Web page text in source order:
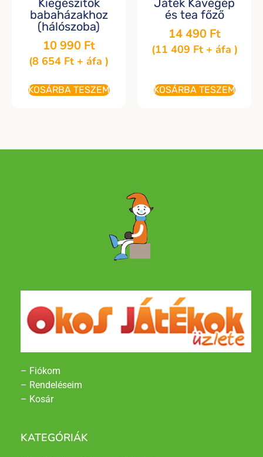
babaházakhoz
(hálószoba)
10 990 Ft
(8 654 Ft + áfa )
KOSÁRBA TESZEM
és tea főző
14 490 Ft
(11 409 Ft+ áfa )
KOSÁRBA TESZEM
– Fiókom
– Rendeléseim
– Kosár
KATEGÓRIÁK